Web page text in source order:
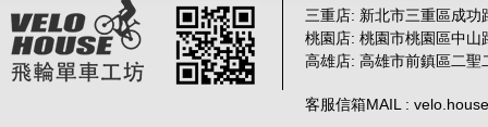
三重店: 新北市三重區成功
桃園店: 桃園市桃園區中山
高雄店: 高雄市前鎮區二聖
客服信箱MAIL :